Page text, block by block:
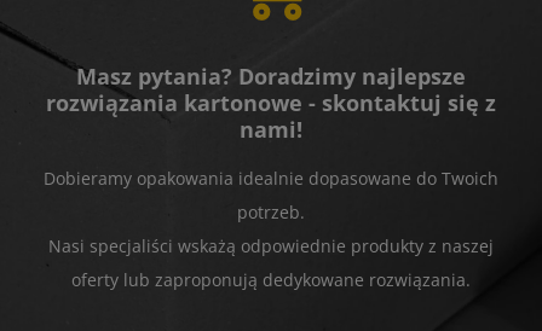
Masz pytania? Doradzimy najlepsze
rozwiązania kartonowe - skontaktuj się z
nami!
Dobieramy opakowania idealnie dopasowane do Twoich
potrzeb.
Nasi specjaliści wskażą odpowiednie produkty z naszej
oferty lub zaproponują dedykowane rozwiązania.